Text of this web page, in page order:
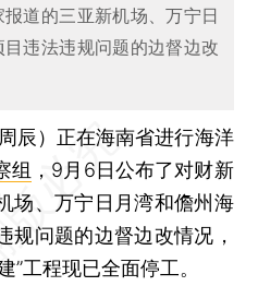
道的三亚新机场、万宁日
违法违规问题的边督边改
辰） 正在海南省进行海洋
组 ，9月6日公布了对财新
场、万宁日月湾和儋州海
规问题的边督边改情况，
”工程现已全面停工。